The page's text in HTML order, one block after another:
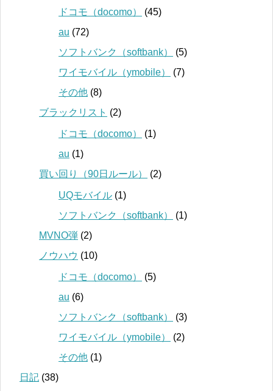
ドコモ（docomo）
(45)
au (72)
ソフトバンク（softbank）
(5)
ワイモバイル（ymobile）
(7)
その他 (8)
ブラックリスト (2)
ドコモ（docomo）
(1)
au (1)
買い回り（90日ルール）
(2)
UQモバイル (1)
ソフトバンク（softbank）
(1)
MVNO弾 (2)
ノウハウ (10)
ドコモ（docomo）
(5)
au (6)
ソフトバンク（softbank）
(3)
ワイモバイル（ymobile）
(2)
その他 (1)
日記 (38)